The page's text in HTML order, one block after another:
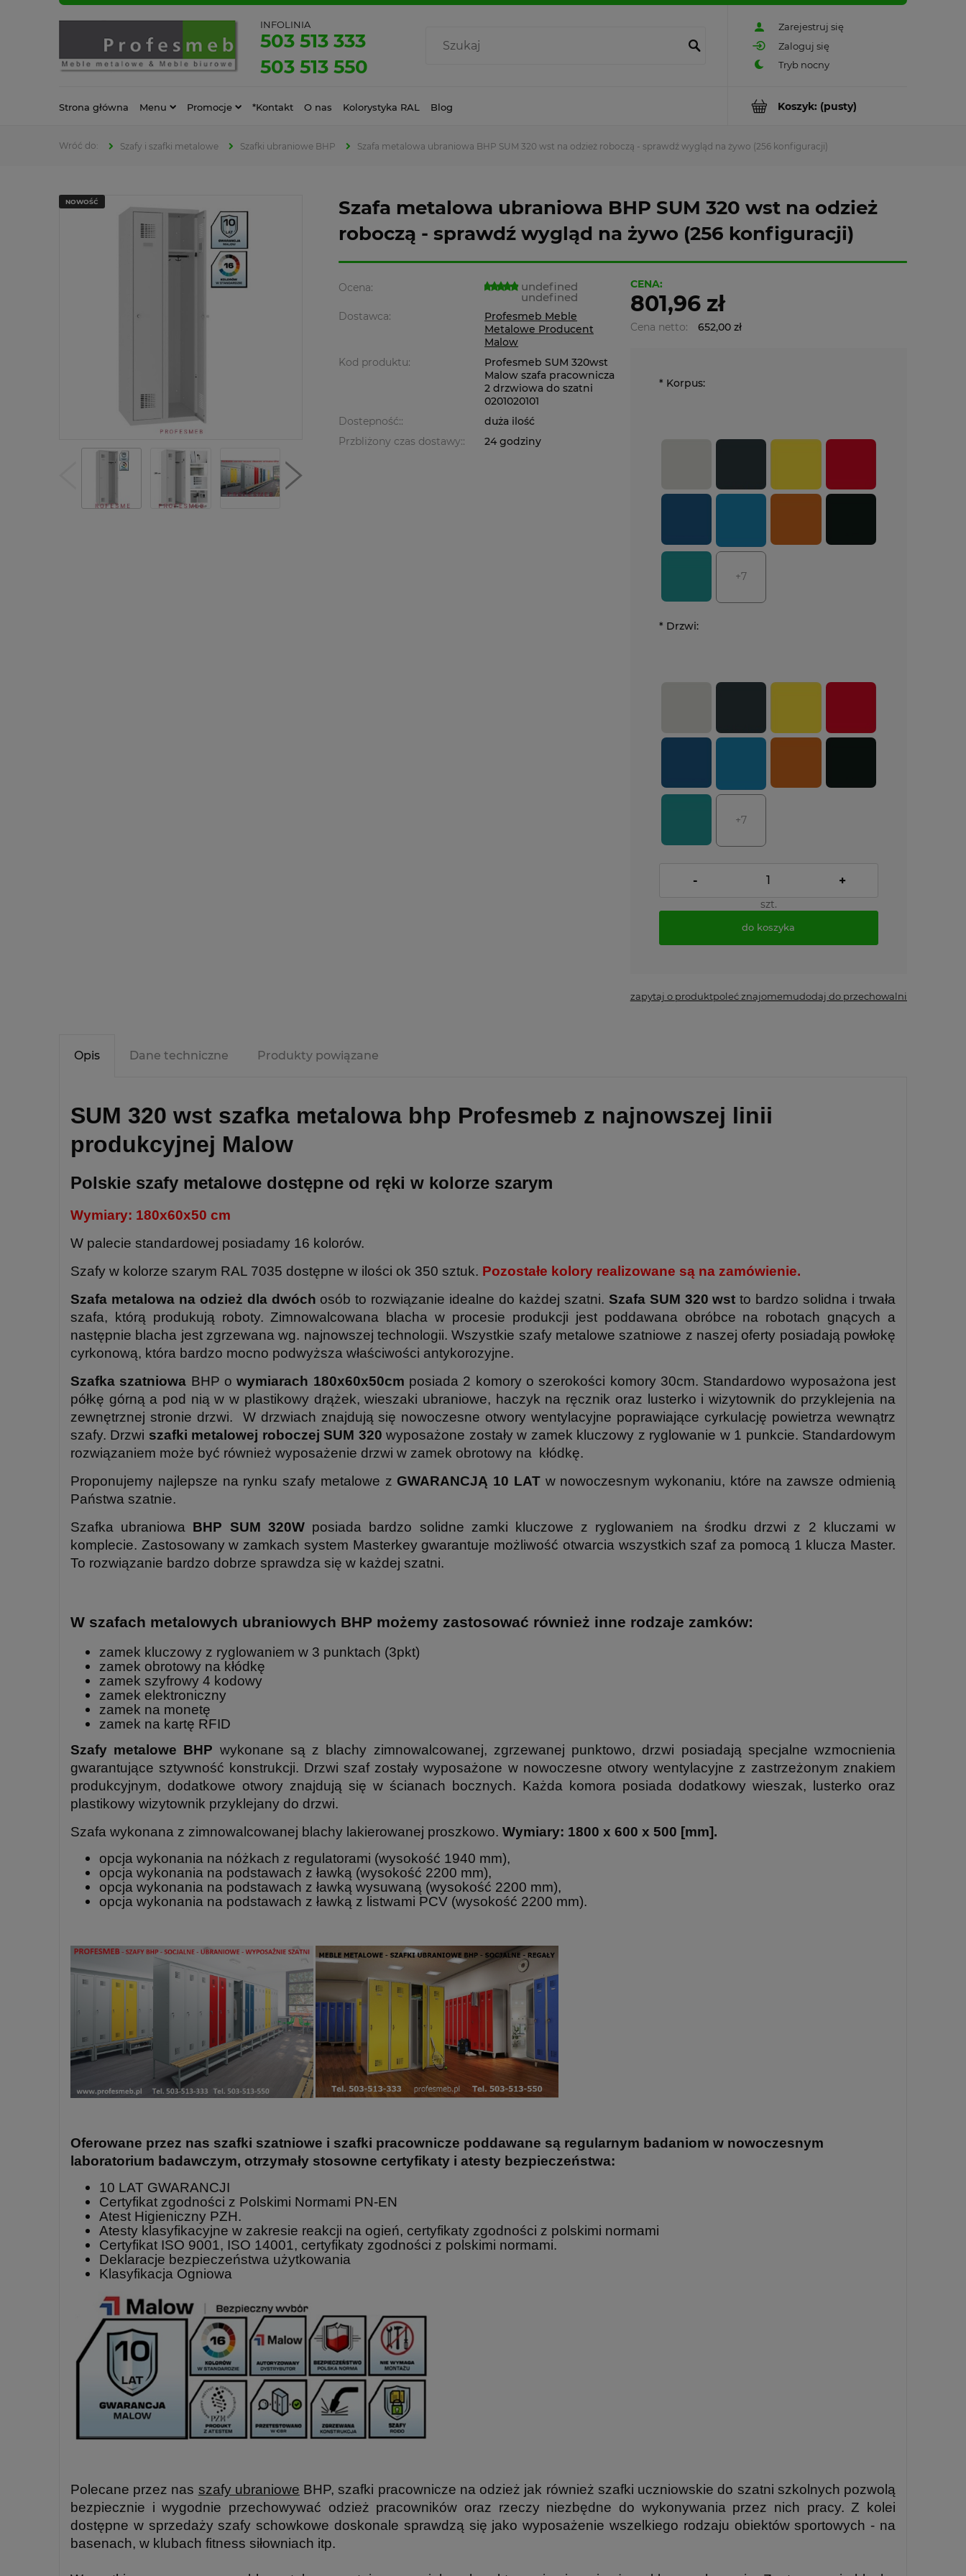
Zarejestruj się
Zaloguj się
INFOLINIA
503 513 333
503 513 550
Koszyk: (pusty)
Strona główna Menu Promocje *Kontakt O nas Kolorystyka RAL Blog
Szafy i szafki metalowe Szafki ubraniowe BHP Szafa metalowa ubraniowa BHP SUM 320 wst na odzież roboczą - sprawdź wygląd na żywo (256 konfiguracji)
Szafa metalowa ubraniowa BHP SUM 320 wst na odzież
roboczą - sprawdź wygląd na żywo (256 konfiguracji)
NOWOŚĆ
Ocena: undefined
undefined
Dostawca:
Profesmeb Meble
Metalowe Producent
Malow
Kod produktu:
Profesmeb SUM 320wst
Malow szafa pracownicza
2 drzwiowa do szatni
0201020101
Dostepność::
duża ilość
Przbliżony czas dostawy::
24 godziny
CENA:
801,96 zł
Cena netto: 652,00 zł
* Korpus:
+7
* Drzwi:
+7
- +
szt.
do koszyka
zapytaj o produktpoleć znajomemudodaj do przechowalni
Opis Dane techniczne Produkty powiązane
SUM 320 wst szafka metalowa bhp Profesmeb z najnowszej linii
produkcyjnej Malow
Polskie szafy metalowe dostępne od ręki w kolorze szarym
Wymiary: 180x60x50 cm
W palecie standardowej posiadamy 16 kolorów.
Szafy w kolorze szarym RAL 7035 dostępne w ilości ok 350 sztuk. Pozostałe kolory realizowane są na zamówienie.
Szafa metalowa na odzież dla dwóch osób to rozwiązanie idealne do każdej szatni. Szafa SUM 320 wst to bardzo solidna i trwała
szafa, którą produkują roboty. Zimnowalcowana blacha w procesie produkcji jest poddawana obróbce na robotach gnących a
następnie blacha jest zgrzewana wg. najnowszej technologii. Wszystkie szafy metalowe szatniowe z naszej oferty posiadają powłokę
cyrkonową, która bardzo mocno podwyższa właściwości antykorozyjne.
Szafka szatniowa BHP owymiarach 180x60x50cm posiada 2 komory o szerokości komory 30cm. Standardowo wyposażona jest
półkę górną a pod nią w w plastikowy drążek, wieszaki ubraniowe, haczyk na ręcznik oraz lusterko i wizytownik do przyklejenia na
zewnętrznej stronie drzwi. W drzwiach znajdują się nowoczesne otwory wentylacyjne poprawiające cyrkulację powietrza wewnątrz
szafy. Drzwi szafki metalowej roboczej SUM 320 wyposażone zostały w zamek kluczowy z ryglowanie w 1 punkcie. Standardowym
rozwiązaniem może być również wyposażenie drzwi w zamek obrotowy na kłódkę.
Proponujemy najlepsze na rynku szafy metalowe zGWARANCJĄ 10 LATw nowoczesnym wykonaniu, które na zawsze odmienią
Państwa szatnie.
Szafka ubraniowa BHP SUM 320Wposiada bardzo solidne zamki kluczowe z ryglowaniem na środku drzwi z 2 kluczami w
komplecie. Zastosowany w zamkach system Masterkey gwarantuje możliwość otwarcia wszystkich szaf za pomocą 1 klucza Master.
To rozwiązanie bardzo dobrze sprawdza się w każdej szatni.
W szafach metalowych ubraniowych BHP możemy zastosować również inne rodzaje zamków:
zamek kluczowy z ryglowaniem w 3 punktach (3pkt)
zamek obrotowy na kłódkę
zamek szyfrowy 4 kodowy
zamek elektroniczny
zamek na monetę
zamek na kartę RFID
Szafy metalowe BHP wykonane są z blachy zimnowalcowanej, zgrzewanej punktowo, drzwi posiadają specjalne wzmocnienia
gwarantujące sztywność konstrukcji. Drzwi szaf zostały wyposażone w nowoczesne otwory wentylacyjne z zastrzeżonym znakiem
produkcyjnym, dodatkowe otwory znajdują się w ścianach bocznych. Każda komora posiada dodatkowy wieszak, lusterko oraz
plastikowy wizytownik przyklejany do drzwi.
Szafa wykonana z zimnowalcowanej blachy lakierowanej proszkowo. Wymiary: 1800 x 600 x 500 [mm].
opcja wykonania na nóżkach z regulatorami (wysokość 1940 mm),
opcja wykonania na podstawach z ławką (wysokość 2200 mm),
opcja wykonania na podstawach z ławką wysuwaną (wysokość 2200 mm),
opcja wykonania na podstawach z ławką z listwami PCV (wysokość 2200 mm).
Oferowane przez nas szafki szatniowe i szafki pracownicze poddawane są regularnym badaniom w nowoczesnym
laboratorium badawczym, otrzymały stosowne certyfikaty i atesty bezpieczeństwa:
10 LAT GWARANCJI
Certyfikat zgodności z Polskimi Normami PN-EN
Atest Higieniczny PZH.
Atesty klasyfikacyjne w zakresie reakcji na ogień, certyfikaty zgodności z polskimi normami
Certyfikat ISO 9001, ISO 14001, certyfikaty zgodności z polskimi normami.
Deklaracje bezpieczeństwa użytkowania
Klasyfikacja Ogniowa
Polecane przez nas szafy ubraniowe BHP, szafki pracownicze na odzież jak również szafki uczniowskie do szatni szkolnych pozwolą
bezpiecznie i wygodnie przechowywać odzież pracowników oraz rzeczy niezbędne do wykonywania przez nich pracy. Z kolei
dostępne w sprzedaży szafy schowkowe doskonale sprawdzą się jako wyposażenie wszelkiego rodzaju obiektów sportowych - na
basenach, w klubach fitness siłowniach itp.